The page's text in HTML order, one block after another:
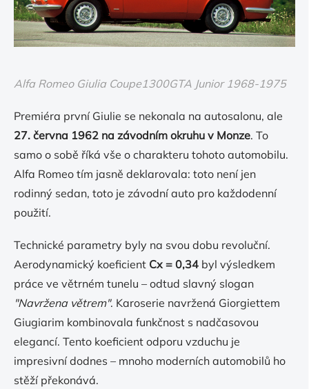
Alfa Romeo Giulia Coupe1300GTA Junior 1968-1975
Premiéra první Giulie se nekonala na autosalonu, ale
27. června 1962 na závodním okruhu v Monze. To
samo o sobě říká vše o charakteru tohoto automobilu.
Alfa Romeo tím jasně deklarovala: toto není jen
rodinný sedan, toto je závodní auto pro každodenní
použití.
Technické parametry byly na svou dobu revoluční.
Aerodynamický koeficient Cx = 0,34 byl výsledkem
práce ve větrném tunelu – odtud slavný slogan
"Navržena větrem". Karoserie navržená Giorgiettem
Giugiarim kombinovala funkčnost s nadčasovou
elegancí. Tento koeficient odporu vzduchu je
impresivní dodnes – mnoho moderních automobilů ho
stěží překonává.